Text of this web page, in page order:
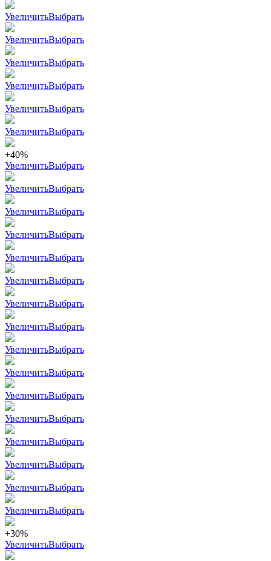
УвеличитьВыбрать
УвеличитьВыбрать
УвеличитьВыбрать
УвеличитьВыбрать
УвеличитьВыбрать
УвеличитьВыбрать
+40%
УвеличитьВыбрать
УвеличитьВыбрать
УвеличитьВыбрать
УвеличитьВыбрать
УвеличитьВыбрать
УвеличитьВыбрать
УвеличитьВыбрать
УвеличитьВыбрать
УвеличитьВыбрать
УвеличитьВыбрать
УвеличитьВыбрать
УвеличитьВыбрать
УвеличитьВыбрать
УвеличитьВыбрать
УвеличитьВыбрать
УвеличитьВыбрать
+30%
УвеличитьВыбрать